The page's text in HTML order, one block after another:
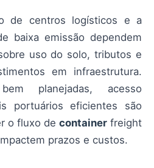
de centros logísticos e a
baixa emissão dependem
uso do solo, tributos e
em infraestrutura.
planejadas, acesso
portuários eficientes são
o fluxo de container freight
prazos e custos.